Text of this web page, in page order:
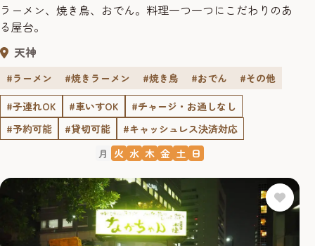
ラーメン、焼き鳥、おでん。料理一つ一つにこだわりのあ
る屋台。
天神
#ラーメン #焼きラーメン #焼き鳥 #おでん
#その他
#子連れOK
#車いすOK
#チャージ・お通しなし
#予約可能
#貸切可能
#キャッシュレス決済対応
月 火 水 木 金 土 日